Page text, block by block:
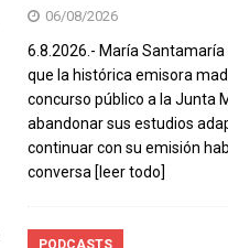
06/08/2026
6.8.2026.- María
que la histórica emisora
concurso público a la Junta
abandonar sus estudios
continuar con su emisión
conversa [leer todo]
PODCASTS